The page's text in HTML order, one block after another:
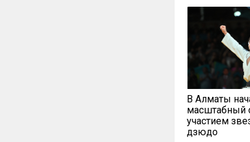
В Алматы
масштабный
участием
дзюдо